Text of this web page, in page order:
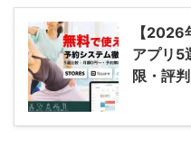
【2026
アプリ5
限・評